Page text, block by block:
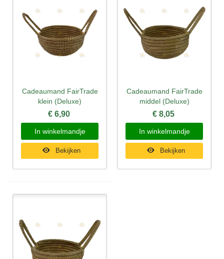
Cadeaumand FairTrade
klein (Deluxe)
€ 6,90
In winkelmandje
Bekijken
Cadeaumand FairTrade
middel (Deluxe)
€ 8,05
In winkelmandje
Bekijken